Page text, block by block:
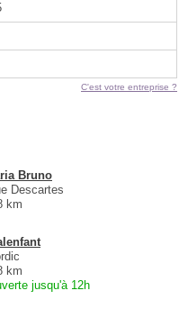
C'est votre entreprise ?
Bruno
Descartes
km
km
jusqu'à 12h